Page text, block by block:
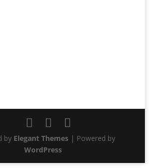
by Elegant Themes| Powered by
WordPress